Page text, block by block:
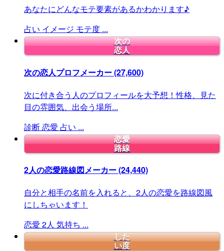
あなたにどんなモテ要素があるかわかります♪
占い イメージ モテ度 ...
次の
恋人
次の恋人プロフメーカー(27,600)
次に付き合う人のプロフィールを大予想！性格、見た
目の雰囲気、出会う場所...
診断恋愛 占い ...
恋愛
路線
2人の恋愛路線図メーカー(24,440)
自分と相手の名前を入れると、2人の恋愛を路線図風
にしちゃいます！
恋愛 2人 気持ち ...
した
い度